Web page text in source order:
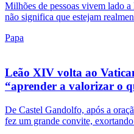
Milhões de pessoas vivem lado a
não significa que estejam
Papa
Leão XIV volta ao
“aprender a valorizar o
De Castel Gandolfo, após a
fez um grande convite, exortando